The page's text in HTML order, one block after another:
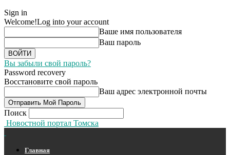
Sign in
Welcome!Log into your account
Ваше имя пользователя
Ваш пароль
Вы забыли свой пароль?
Password recovery
Восстановите свой пароль
Ваш адрес электронной почты
Поиск
Новостной портал Томска
Главная